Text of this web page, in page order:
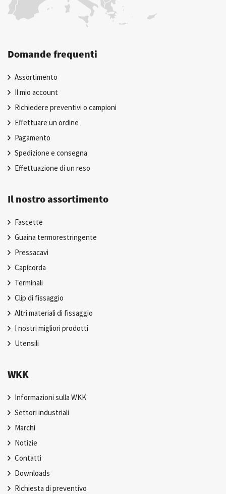
Domande frequenti
Assortimento
Il mio account
Richiedere preventivi o campioni
Effettuare un ordine
Pagamento
Spedizione e consegna
Effettuazione di un reso
Il nostro assortimento
Fascette
Guaina termorestringente
Pressacavi
Capicorda
Terminali
Clip di fissaggio
Altri materiali di fissaggio
I nostri migliori prodotti
Utensili
WKK
Informazioni sulla WKK
Settori industriali
Marchi
Notizie
Contatti
Downloads
Richiesta di preventivo